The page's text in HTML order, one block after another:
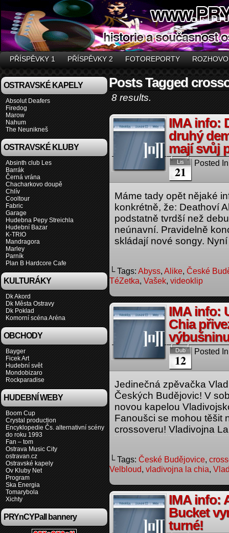
PŘÍSPĚVKY 1 PŘÍSPĚVKY 2 FOTOREPORTY
OSTRAVSKÉ KAPELY
Absolut Deafers
Firedog
Marow
Nahum
The Neunikneš
OSTRAVSKÉ KLUBY
Absinth club Les
Barrák
Černá vrána
Chacharkovo doupě
Chlív
Cooltour
Fabric
Garage
Hudebna Pepy Streichla
Hudební Bazar
K-TRIO
Mandragora
Marley
Parník
Plan B Hardcore Cafe
KULTURÁKY
Dk Akord
Dk Města Ostravy
Dk Poklad
Komorní scéna Aréna
OBCHODY
Bayger
Ficek Art
Hudební svět
Mondobizaro
Rockparadise
HUDEBNÍ WEBY
Boom Cup
Crystal production
Encyklopedie Čs. alternativní scény
do roku 1993
Fan – tom
Ostrava Music City
ostravan.cz
Ostravské kapely
Ov Kluby Net
Program
Ska Energia
Tomarybola
Xichty
PRYnCYPall bannery
Posts Tagged
8 results.
IMA info:
druhý
mají svůj
Lis
21
Posted
Máme tady opět nějaké
konkrétně, že: Deathoví
podstatně tvrdší než
neúnavní. Pravidelně
skládají nové songy.
└ Tags: Abyss, Alike, České
TéZetka, Vašek, videoklip
IMA info:
Chia
Dub
12
Posted
Jedinečná zpěvačka
Českých Budějovic! V
novou kapelou
Fanoušci se mohou těšit
crossoveru! Vladivojna
└ Tags: České Budějovice,
Velbloud, vladivojna la chia,
IMA info:
Bucket
turné!